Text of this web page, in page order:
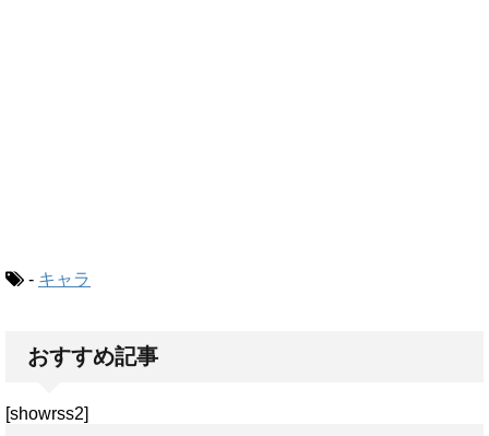
- キャラ
おすすめ記事
[showrss2]